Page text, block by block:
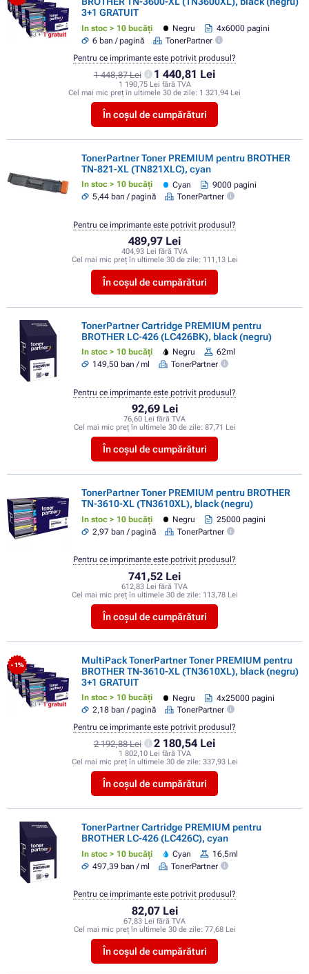
3+1 GRATUIT
In stoc > 10 bucăți Negru
4x6000 pagini
6 ban / pagină
TonerPartner
1 448,87 Lei 1 440,81 Lei
1 190,75 Lei fără TVA
Cel mai mic preț în ultimele 30 de zile: 1 321,94 Lei
În coșul de cumpărături
Pentru ce imprimante este potrivit produsul?
TonerPartner Toner PREMIUM pentru BROTHER
TN-821-XL (TN821XLC), cyan
In stoc > 10 bucăți Cyan
9000 pagini
5,44 ban / pagină
TonerPartner
489,97 Lei
404,93 Lei fără TVA
Cel mai mic preț în ultimele 30 de zile: 111,13 Lei
În coșul de cumpărături
Pentru ce imprimante este potrivit produsul?
TonerPartner Cartridge PREMIUM pentru
BROTHER LC-426 (LC426BK), black (negru)
In stoc > 10 bucăți Negru
62ml
149,50 ban / ml
TonerPartner
92,69 Lei
76,60 Lei fără TVA
Cel mai mic preț în ultimele 30 de zile: 87,71 Lei
În coșul de cumpărături
Pentru ce imprimante este potrivit produsul?
TonerPartner Toner PREMIUM pentru BROTHER
TN-3610-XL (TN3610XL), black (negru)
In stoc > 10 bucăți Negru
25000 pagini
2,97 ban / pagină
TonerPartner
741,52 Lei
612,83 Lei fără TVA
Cel mai mic preț în ultimele 30 de zile: 113,78 Lei
În coșul de cumpărături
Pentru ce imprimante este potrivit produsul?
- 1%
MultiPack TonerPartner Toner PREMIUM pentru
BROTHER TN-3610-XL (TN3610XL), black (negru)
3+1 GRATUIT
In stoc > 10 bucăți Negru
4x25000 pagini
2,18 ban / pagină
TonerPartner
2 192,88 Lei 2 180,54 Lei
1 802,10 Lei fără TVA
Cel mai mic preț în ultimele 30 de zile: 337,93 Lei
În coșul de cumpărături
Pentru ce imprimante este potrivit produsul?
TonerPartner Cartridge PREMIUM pentru
BROTHER LC-426 (LC426C), cyan
In stoc > 10 bucăți Cyan
16,5ml
497,39 ban / ml
TonerPartner
82,07 Lei
67,83 Lei fără TVA
Cel mai mic preț în ultimele 30 de zile: 77,68 Lei
În coșul de cumpărături
Pentru ce imprimante este potrivit produsul?